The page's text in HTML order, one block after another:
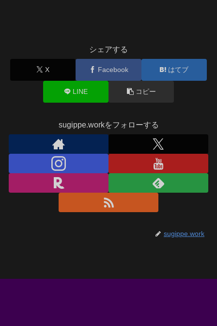
シェアする
X Facebook はてブ
LINE コピー
sugippe.workをフォローする
sugippe.work